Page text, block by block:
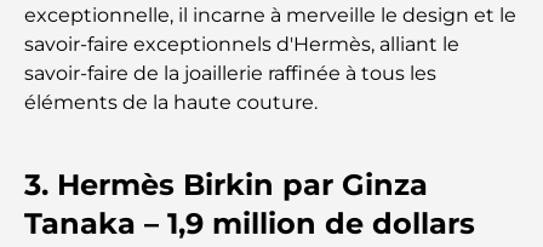
Restaurants étoilés Michelin à Dubaï : un circuit
gastronomique inoubliable
Dubai Horse Racing: Where Tradition Meets
Global Competition
exceptionnelle, il incarne à merveille le design et le
savoir-faire exceptionnels d'Hermès, alliant le
savoir-faire de la joaillerie raffinée à tous les
éléments de la haute couture.
3. Hermès Birkin par Ginza
Tanaka – 1,9 million de dollars